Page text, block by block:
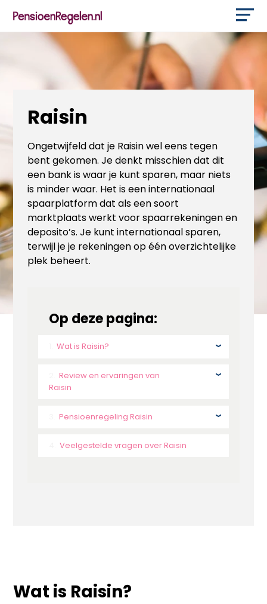
Raisin
Ongetwijfeld dat je Raisin wel eens tegen
bent gekomen. Je denkt misschien dat dit
een bank is waar je kunt sparen, maar niets
is minder waar. Het is een internationaal
spaarplatform dat als een soort
marktplaats werkt voor spaarrekeningen en
deposito’s. Je kunt internationaal sparen,
terwijl je je rekeningen op één overzichtelijke
plek beheert.
Op deze pagina:
Wat is Raisin?
Review en ervaringen van
Raisin
Pensioenregeling Raisin
Veelgestelde vragen over Raisin
Wat is Raisin?